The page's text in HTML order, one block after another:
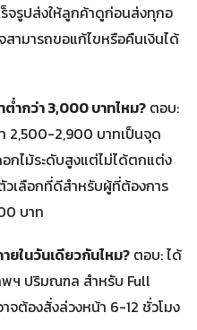
จรูปส่งให้ลูกค้าดูก่อนส่งทุกอ
ามารถขอแก้ไขหรือคืนเงินได้
ำกว่า 3,000 บาทไหม? ตอบ:
2,500-2,900 บาทเป็นจุด
ไม้ระดับสูงแต่ไม่ได้ตกแต่ง
วเลือกที่ดีสำหรับผู้ที่ต้องการ
บาท
ยในวันเดียวกันไหม? ตอบ: ได้
พฯ ปริมณฑล สำหรับ Full
จต้องสั่งล่วงหน้า 6-12 ชั่วโมง